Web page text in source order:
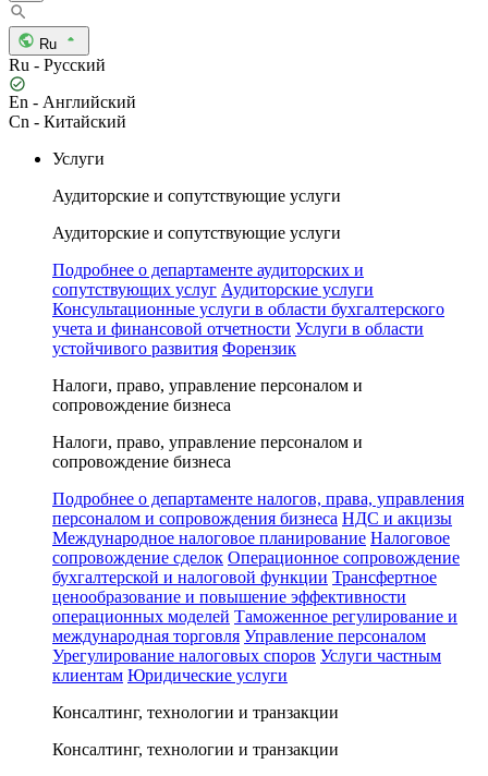
Ru
Ru - Русский
En - Английский
Cn - Китайский
Услуги
Аудиторские и сопутствующие услуги
Аудиторские и сопутствующие услуги
Подробнее о департаменте аудиторских и
сопутствующих услуг Аудиторские услуги
Консультационные услуги в области бухгалтерского
учета и финансовой отчетности Услуги в области
устойчивого развития Форензик
Налоги, право, управление персоналом и
сопровождение бизнеса
Налоги, право, управление персоналом и
сопровождение бизнеса
Подробнее о департаменте налогов, права, управления
персоналом и сопровождения бизнеса НДС и акцизы
Международное налоговое планирование Налоговое
сопровождение сделок Операционное сопровождение
бухгалтерской и налоговой функции Трансфертное
ценообразование и повышение эффективности
операционных моделей Таможенное регулирование и
международная торговля Управление персоналом
Урегулирование налоговых споров Услуги частным
клиентам Юридические услуги
Консалтинг, технологии и транзакции
Консалтинг, технологии и транзакции